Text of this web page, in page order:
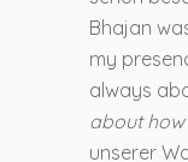
Bhajan
my
always
about
unserer